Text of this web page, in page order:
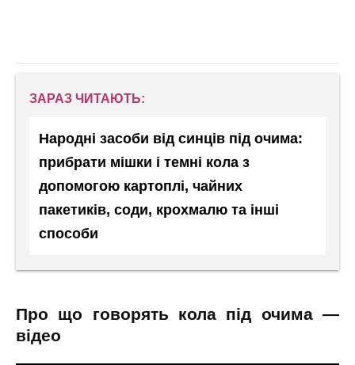
ЗАРАЗ ЧИТАЮТЬ:
Народні засоби від синців під очима:
прибрати мішки і темні кола з
допомогою картоплі, чайних
пакетиків, соди, крохмалю та інші
способи
про що говорять кола під очима —
відео